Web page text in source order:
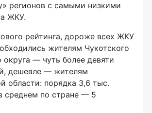
регионов с самыми низкими
ЖКУ.
рейтинга, дороже всех ЖКУ
жителям Чукотского
округа — чуть более девяти
дешевле — жителям
области: порядка 3,6 тыс.
среднем по стране — 5